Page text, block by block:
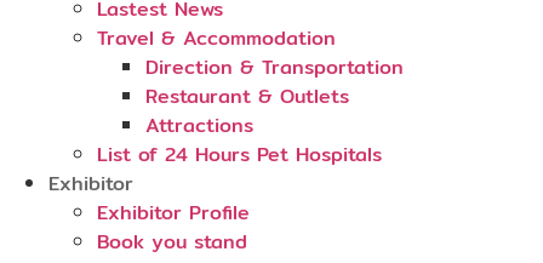
Lastest News
Travel & Accommodation
Direction & Transportation
Restaurant & Outlets
Attractions
List of 24 Hours Pet Hospitals
Exhibitor
Exhibitor Profile
Book you stand